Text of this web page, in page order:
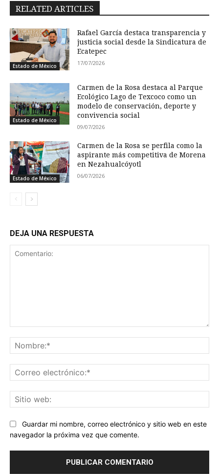
RELATED ARTICLES
Estado de México
Rafael García destaca transparencia y
justicia social desde la Sindicatura de
Ecatepec
17/07/2026
Estado de México
Carmen de la Rosa destaca al Parque
Ecológico Lago de Texcoco como un
modelo de conservación, deporte y
convivencia social
09/07/2026
Estado de México
Carmen de la Rosa se perfila como la
aspirante más competitiva de Morena
en Nezahualcóyotl
06/07/2026
DEJA UNA RESPUESTA
Guardar mi nombre, correo electrónico y sitio web en este
navegador la próxima vez que comente.